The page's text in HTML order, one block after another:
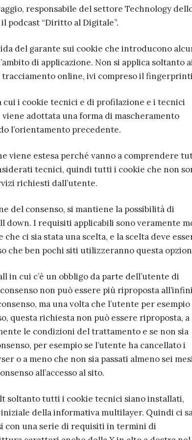
responsabile del settore Technology
podcast “Diritto al Digitale”.
del garante sui cookie che introducono
di applicazione. Non si applica soltanto
online, ivi compreso il
cui i cookie tecnici e di profilazione e i tecnici
adottata una forma di mascheramento
l’orientamento precedente.
viene estesa perché vanno a comprendere
tecnici, quindi tutti i cookie che non
richiesti dall’utente.
del consenso, si mantiene la possibilità di
down. I requisiti applicabili sono veramente
ci sia stata una scelta, e la scelta deve
che ben pochi siti utilizzeranno questa
in cui c’è un obbligo da parte dell’utente di
non può essere più riproposta
ma una volta che l’utente per esempio
questa richiesta non può essere riproposta, a
le condizioni del trattamento e se non sia
per esempio se l’utente ha cancellato i
o a meno che non sia passati almeno sei
all’accesso al sito.
soltanto tutti i cookie tecnici siano installati,
della informativa multilayer. Quindi ci
con una serie di requisiti in termini di